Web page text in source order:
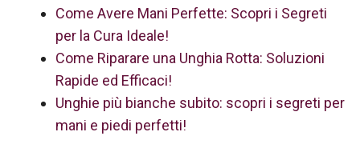
Come Avere Mani Perfette: Scopri i Segreti
per la Cura Ideale!
Come Riparare una Unghia Rotta: Soluzioni
Rapide ed Efficaci!
Unghie più bianche subito: scopri i segreti per
mani e piedi perfetti!